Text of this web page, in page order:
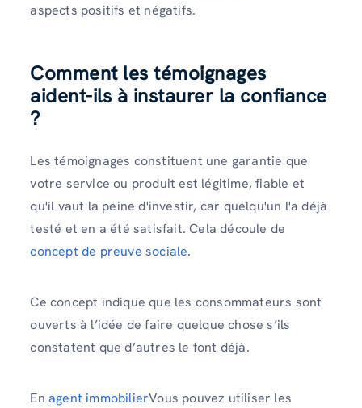
aspects positifs et négatifs.
Comment les témoignages
aident-ils à instaurer la confiance
?
Les témoignages constituent une garantie que
votre service ou produit est légitime, fiable et
qu'il vaut la peine d'investir, car quelqu'un l'a déjà
testé et en a été satisfait. Cela découle de
concept de preuve sociale.
Ce concept indique que les consommateurs sont
ouverts à l’idée de faire quelque chose s’ils
constatent que d’autres le font déjà.
En agent immobilierVous pouvez utiliser les